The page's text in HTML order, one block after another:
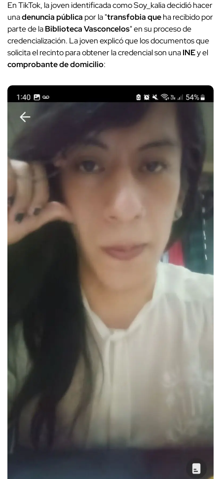
En TikTok, la joven identificada como Soy_kalia decidió hacer
unadenuncia pública por la "transfobia queha recibido por
parte de laBiblioteca Vasconcelos" en su proceso de
credencialización. La joven explicó que los documentos que
solicita el recinto para obtener la credencial son unaINEy el
comprobante de domicilio: